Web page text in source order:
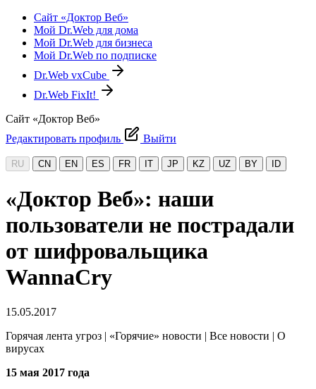
Сайт «Доктор Веб»
Мой Dr.Web для дома
Мой Dr.Web для бизнеса
Мой Dr.Web по подписке
Dr.Web vxCube
Dr.Web FixIt!
Сайт «Доктор Веб»
Редактировать профиль
Выйти
RU CN EN ES FR IT JP KZ UZ BY ID
«Доктор Веб»: наши
пользователи не пострадали
от шифровальщика
WannaCry
15.05.2017
Горячая лента угроз | «Горячие» новости | Все новости | О
вирусах
15 мая 2017 года